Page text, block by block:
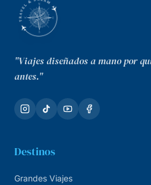
"Viajes diseñados a mano por
antes."
Destinos
Grandes Viajes